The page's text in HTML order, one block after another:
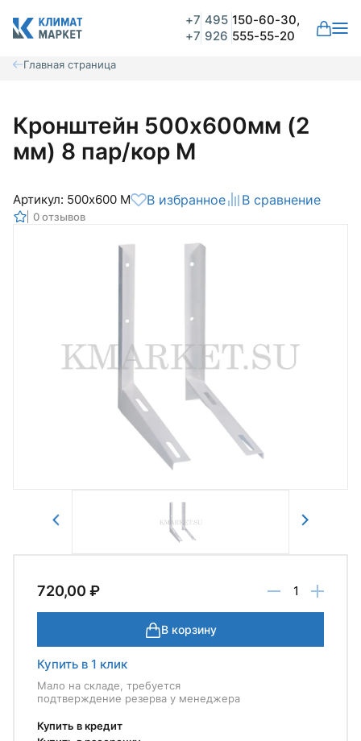
+7 495 150-60-30,
+7 926 555-55-20
Главная страница
Кронштейн 500х600мм (2
мм) 8 пар/кор М
Артикул: 500х600 М В избранное В сравнение
0 отзывов
720,00 ₽
В корзину
Купить в 1 клик
Мало на складе, требуется
подтверждение резерва у менеджера
Купить в кредит
Комментарий
Отправить
Вероятно ранее вы уже совершали
покупки на нашем сайте и ваш аккаунт
Для оформления заказа необходимо
Авторизоваться